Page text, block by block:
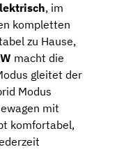
, im
kompletten
zu Hause,
macht die
gleitet der
Modus
mit
komfortabel,